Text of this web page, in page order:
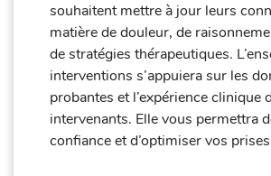
souhaitent mettre à jour leurs
matière de douleur, de
de stratégies thérapeutiques.
interventions s’appuiera sur les
probantes et l’expérience clinique
intervenants. Elle vous permettra
confiance et d’optimiser vos